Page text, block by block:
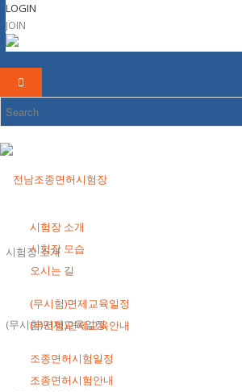
LOGIN
JOIN
시험장 소개
(무시험)면제교육일정
시험장 소개
시험장 모습
오시는 길
(무시험)면제교육일정
(무시험)면제교육안내
조종면허시험일정
조종면허시험안내